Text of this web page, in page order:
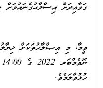
ގަވާއިދަށް
ހުޅުވާލަމެވެ.